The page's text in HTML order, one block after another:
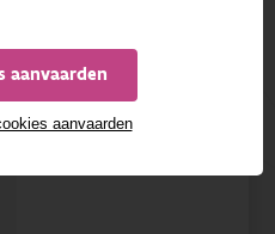
aanvaarden
aanvaarden